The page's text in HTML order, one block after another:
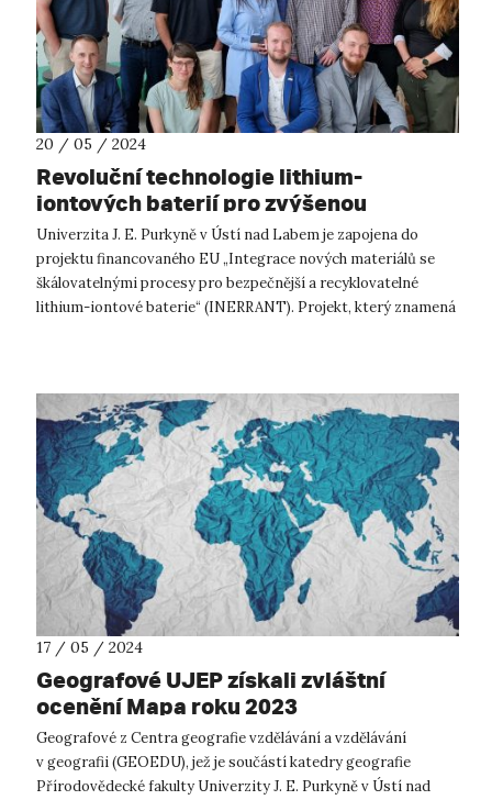
20 / 05 / 2024
Revoluční technologie lithium-
iontových baterií pro zvýšenou
bezpečnost
Univerzita J. E. Purkyně v Ústí nad Labem je zapojena do
projektu financovaného EU „Integrace nových materiálů se
škálovatelnými procesy pro bezpečnější a recyklovatelné
lithium-iontové baterie“ (INERRANT). Projekt, který znamená
17 / 05 / 2024
Geografové UJEP získali zvláštní
ocenění Mapa roku 2023
Geografové z Centra geografie vzdělávání a vzdělávání
v geografii (GEOEDU), jež je součástí katedry geografie
Přírodovědecké fakulty Univerzity J. E. Purkyně v Ústí nad